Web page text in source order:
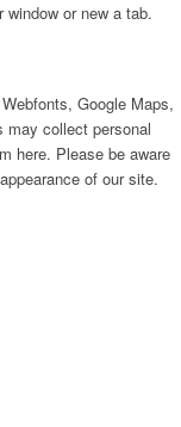
window or new a tab.
Google Maps,
may collect personal
here. Please be aware
of our site.